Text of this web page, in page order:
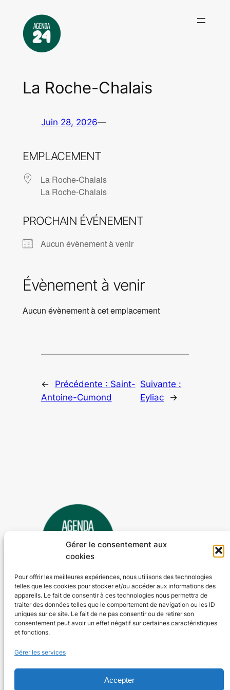
Gérer le consentement aux
cookies
Pour offrir les meilleures expériences, nous utilisons des technologies
telles que les cookies pour stocker et/ou accéder aux informations des
appareils. Le fait de consentir à ces technologies nous permettra de
traiter des données telles que le comportement de navigation ou les ID
uniques sur ce site. Le fait de ne pas consentir ou de retirer son
consentement peut avoir un effet négatif sur certaines caractéristiques
et fonctions.
Gérer les services
Accepter
contenu
La Roche-Chalais
Juin 28, 2026—
EMPLACEMENT
La Roche-Chalais
La Roche-Chalais
PROCHAIN ÉVÉNEMENT
Aucun évènement à venir
Évènement à venir
Aucun évènement à cet emplacement
← Précédente : Saint-
Antoine-Cumond
Suivante :
Eyliac
→
Agenda 24
L'agenda des manifestations et activités en Dordogne
Tous les événements
Plus d’activités
Nos valeurs